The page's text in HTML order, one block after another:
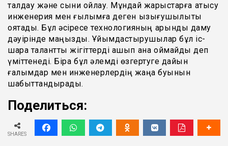
талдау және сыни ойлау. Мұндай жарыстарға қатысу
инженерия мен ғылымға деген қызығушылықты
оятады. Бұл әсіресе технологияның қарқынды даму
дәуірінде маңызды. Ұйымдастырушылар бұл іс-
шара талантты жігіттерді ашып қана қоймайды деп
үміттенеді. Бірақ бұл әлемді өзгертуге дайын
ғалымдар мен инженерлердің жаңа буынын
шабыттандырады.
Поделиться:
SHARES